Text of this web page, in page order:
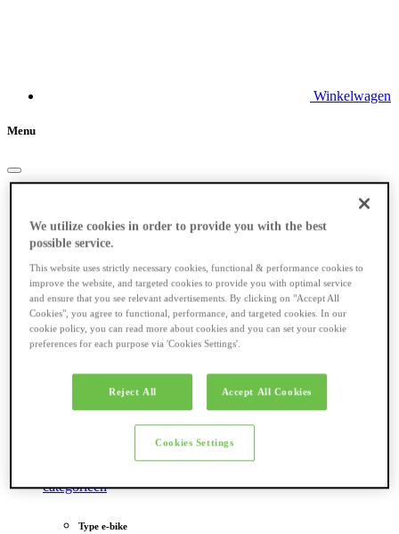
Winkelwagen
Menu
categorieën
Type e-bike
We utilize cookies in order to provide you with the best
possible service.
This website uses strictly necessary cookies, functional & performance cookies to
improve the website, and targeted cookies to provide you with optimal service
and ensure that you see relevant advertisements. By clicking on "Accept All
Cookies", you agree to functional, performance, and targeted cookies. In our
cookie policy, you can read more about cookies and you can set your cookie
preferences for each purpose via 'Cookies Settings'.
Reject All Accept All Cookies
Cookies Settings